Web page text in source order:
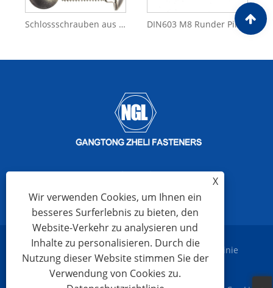
Schlossschrauben aus Edelstahl. Schlossschrauben DIN603 M8 Runder Pilzkopf-Vierkanthals-Edelstahl-Schlittenbolzen-Schlossbolzen
X
Wir verwenden Cookies, um Ihnen ein
besseres Surferlebnis zu bieten, den
Website-Verkehr zu analysieren und
Inhalte zu personalisieren. Durch die
Nutzung dieser Website stimmen Sie der
Verwendung von Cookies zu.
Links Sitemap RSS XML Datenschutzrichtlinie